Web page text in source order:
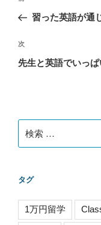
ナ
ビ
ゲ
ン
去
投
稿
習った英語が通
次
の
次
先生と英語でいっ
索:
タグ
1万円留学